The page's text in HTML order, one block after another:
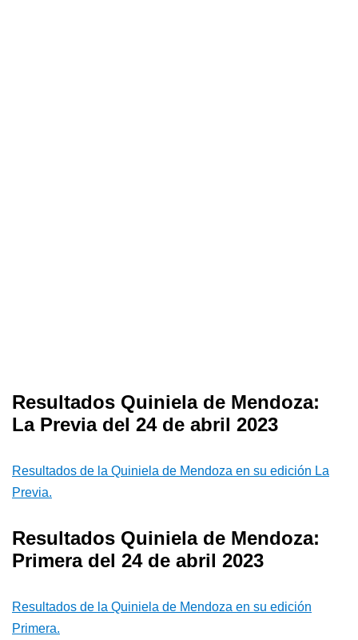
Resultados Quiniela de Mendoza:
La Previa del 24 de abril 2023
Resultados de la Quiniela de Mendoza en su edición La
Previa.
Resultados Quiniela de Mendoza:
Primera del 24 de abril 2023
Resultados de la Quiniela de Mendoza en su edición
Primera.